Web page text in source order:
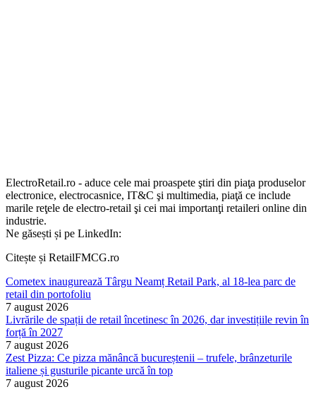
ElectroRetail.ro - aduce cele mai proaspete ştiri din piaţa produselor
electronice, electrocasnice, IT&C şi multimedia, piaţă ce include
marile reţele de electro-retail şi cei mai importanţi retaileri online din
industrie.
Ne găsești și pe LinkedIn:
Citește și RetailFMCG.ro
Cometex inaugurează Târgu Neamț Retail Park, al 18-lea parc de
retail din portofoliu
7 august 2026
Livrările de spații de retail încetinesc în 2026, dar investițiile revin în
forță în 2027
7 august 2026
Zest Pizza: Ce pizza mănâncă bucureștenii – trufele, brânzeturile
italiene și gusturile picante urcă în top
7 august 2026